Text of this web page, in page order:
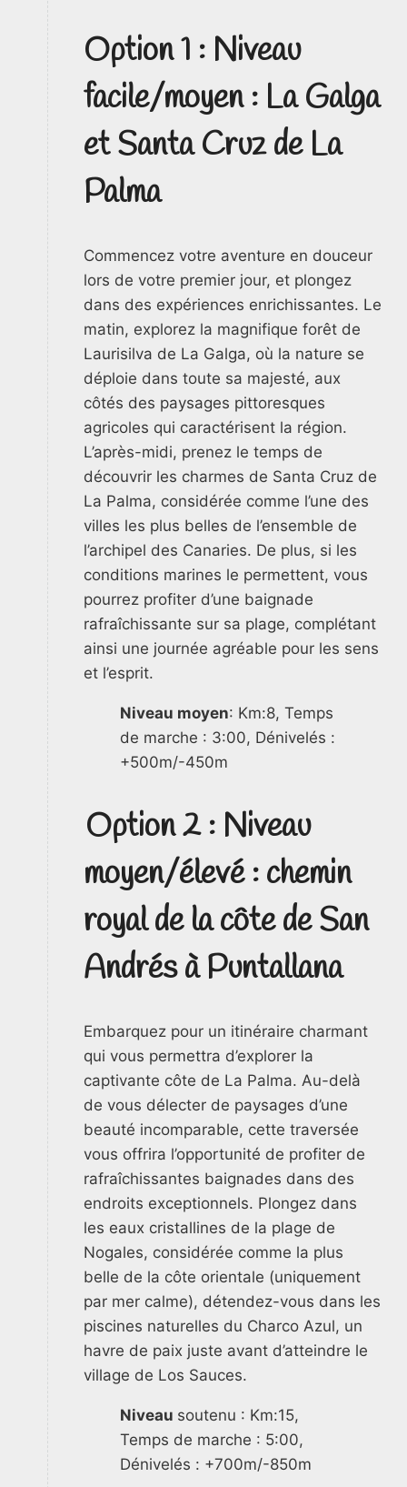
Option 1 : Niveau
facile/moyen : La Galga
et Santa Cruz de La
Palma
Commencez votre aventure en douceur
lors de votre premier jour, et plongez
dans des expériences enrichissantes. Le
matin, explorez la magnifique forêt de
Laurisilva de La Galga, où la nature se
déploie dans toute sa majesté, aux
côtés des paysages pittoresques
agricoles qui caractérisent la région.
L’après-midi, prenez le temps de
découvrir les charmes de Santa Cruz de
La Palma, considérée comme l’une des
villes les plus belles de l’ensemble de
l’archipel des Canaries. De plus, si les
conditions marines le permettent, vous
pourrez profiter d’une baignade
rafraîchissante sur sa plage, complétant
ainsi une journée agréable pour les sens
et l’esprit.
Niveau moyen: Km:8, Temps
de marche : 3:00, Dénivelés :
+500m/-450m
Option 2 : Niveau
moyen/élevé : chemin
royal de la côte de San
Andrés à Puntallana
Embarquez pour un itinéraire charmant
qui vous permettra d’explorer la
captivante côte de La Palma. Au-delà
de vous délecter de paysages d’une
beauté incomparable, cette traversée
vous offrira l’opportunité de profiter de
rafraîchissantes baignades dans des
endroits exceptionnels. Plongez dans
les eaux cristallines de la plage de
Nogales, considérée comme la plus
belle de la côte orientale (uniquement
par mer calme), détendez-vous dans les
piscines naturelles du Charco Azul, un
havre de paix juste avant d’atteindre le
village de Los Sauces.
Niveau soutenu : Km:15,
Temps de marche : 5:00,
Dénivelés : +700m/-850m